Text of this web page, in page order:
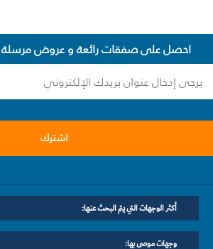
احصل على صفقات رائعة و عروض مرسلة
اشترك
أكثر الوجهات التي يتم البحث عنها:
وجهات موصى بها: